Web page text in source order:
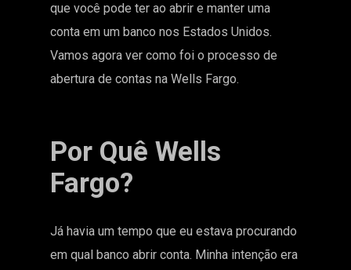
que você pode ter ao abrir e manter uma
conta em um banco nos Estados Unidos.
Vamos agora ver como foi o processo de
abertura de contas na Wells Fargo.
Por Quê Wells
Fargo?
Já havia um tempo que eu estava procurando
em qual banco abrir conta. Minha intenção era